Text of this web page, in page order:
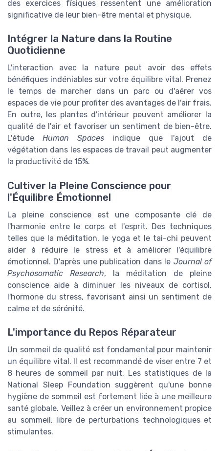
des exercices físiques ressentent une amélioration
significative de leur bien-être mental et physique.
Intégrer la Nature dans la Routine
Quotidienne
L'interaction avec la nature peut avoir des effets
bénéfiques indéniables sur votre équilibre vital. Prenez
le temps de marcher dans un parc ou d'aérer vos
espaces de vie pour profiter des avantages de l'air frais.
En outre, les plantes d'intérieur peuvent améliorer la
qualité de l'air et favoriser un sentiment de bien-être.
L'étude Human Spaces indique que l'ajout de
végétation dans les espaces de travail peut augmenter
la productivité de 15%.
Cultiver la Pleine Conscience pour
l'Équilibre Émotionnel
La pleine conscience est une composante clé de
l'harmonie entre le corps et l'esprit. Des techniques
telles que la méditation, le yoga et le tai-chi peuvent
aider à réduire le stress et à améliorer l'équilibre
émotionnel. D'après une publication dans le Journal of
Psychosomatic Research, la méditation de pleine
conscience aide à diminuer les niveaux de cortisol,
l'hormone du stress, favorisant ainsi un sentiment de
calme et de sérénité.
L'importance du Repos Réparateur
Un sommeil de qualité est fondamental pour maintenir
un équilibre vital. Il est recommandé de viser entre 7 et
8 heures de sommeil par nuit. Les statistiques de la
National Sleep Foundation suggèrent qu'une bonne
hygiène de sommeil est fortement liée à une meilleure
santé globale. Veillez à créer un environnement propice
au sommeil, libre de perturbations technologiques et
stimulantes.